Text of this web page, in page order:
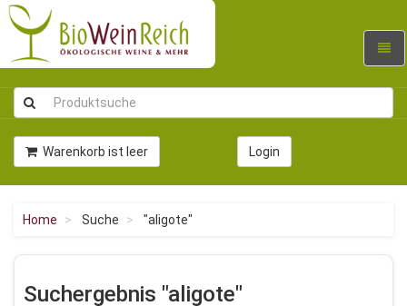
Warenkorb ist leer Login
Home Suche "aligote"
Suchergebnis "aligote"